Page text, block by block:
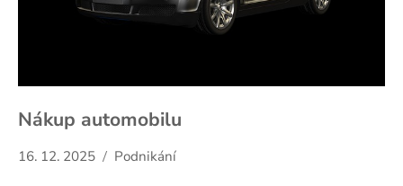
Nákup automobilu
16. 12. 2025 Podnikání